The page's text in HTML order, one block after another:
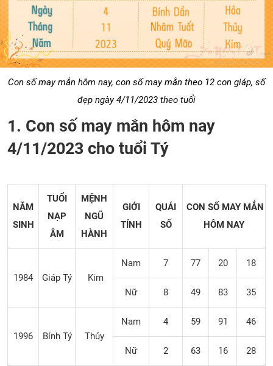
Con số may mắn hôm nay, con số may mắn theo 12 con giáp, số
đẹp ngày 4/11/2023 theo tuổi
1. Con số may mắn hôm nay
4/11/2023 cho tuổi Tý
NĂM
SINH
TUỔI
NẠP
ÂM
MỆNH
NGŨ
HÀNH
GIỚI
TÍNH
QUÁI
SỐ
CON SỐ MAY MẮN
HÔM NAY
1984 Giáp Tý Kim
Nam 7 77 20 18
Nữ 8 49 83 35
1996 Bính Tý Thủy
Nam 4 59 91 46
Nữ 2 63 16 28